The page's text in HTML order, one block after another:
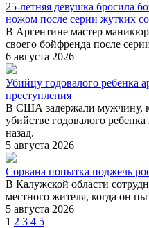
25-летняя девушка бросила
ножом после серии жутких
В Аргентине мастер
своего бойфренда после
6 августа 2026
Убийцу годовалого ребенка
преступления
В США задержали мужчину,
убийстве годовалого
назад.
5 августа 2026
Сорвана попытка поджечь
В Калужской области
местного жителя, когда он
5 августа 2026
1 2 3 4 5